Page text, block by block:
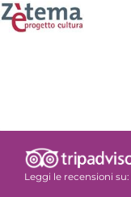
Leggi le recensioni su: